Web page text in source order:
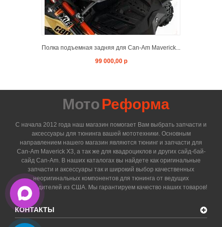
Полка подъемная задняя для Can-Am Maverick...
99 000,00 р
Мото Реформа
С начала 2012 года наш магазин помогает Вам выбрать запчасти и
аксессуары для тюнинга вашей мототехники. Основным
направлением нашего магазин являются тюнинг и запчасти для
Can-Am Maverick X3, а так же для квадроциклов и других сайд-бай-
сайд Can-Am. В наших каталогах вы найдете как оригинальные
запчасти и аксессуары так и широкий выбор качественных
неоригинальных компонентов для тюнинга от ведущих
производителей из США. Мы гарантируем качество наших товаров!
КОНТАКТЫ